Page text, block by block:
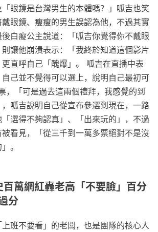
眼鏡是台灣男生的本體嗎？」呱吉也笑
眼鏡、瘦瘦的男生誤認為他，不過其實
白癡公主說道：「呱吉你覺得你不戴眼
讓他崩潰表示：「我終於知道這個影片
直呼自己「醜爆」。 呱吉在直播中表
己並不覺得可以選上，說明自己最初可
，「可是過去這兩個禮拜，我感覺的到
呱吉說明自己從宣布參選到現在，一路
選得不夠認真」、「出來玩的」，不過
看見，「從三千到一萬多票絕對不是沒
。
百萬網紅轟老高「不要臉」百分
分
班不要看」的老闆，也是團隊的核心人